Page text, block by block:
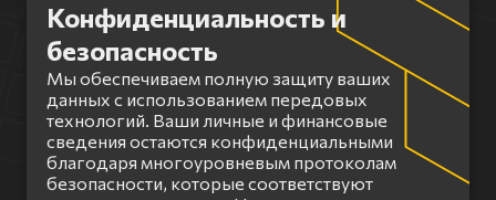
Конфиденциальность и
безопасность
Мы обеспечиваем полную защиту ваших
данных с использованием передовых
технологий. Ваши личные и финансовые
сведения остаются конфиденциальными
благодаря многоуровневым протоколам
безопасности, которые соответствуют